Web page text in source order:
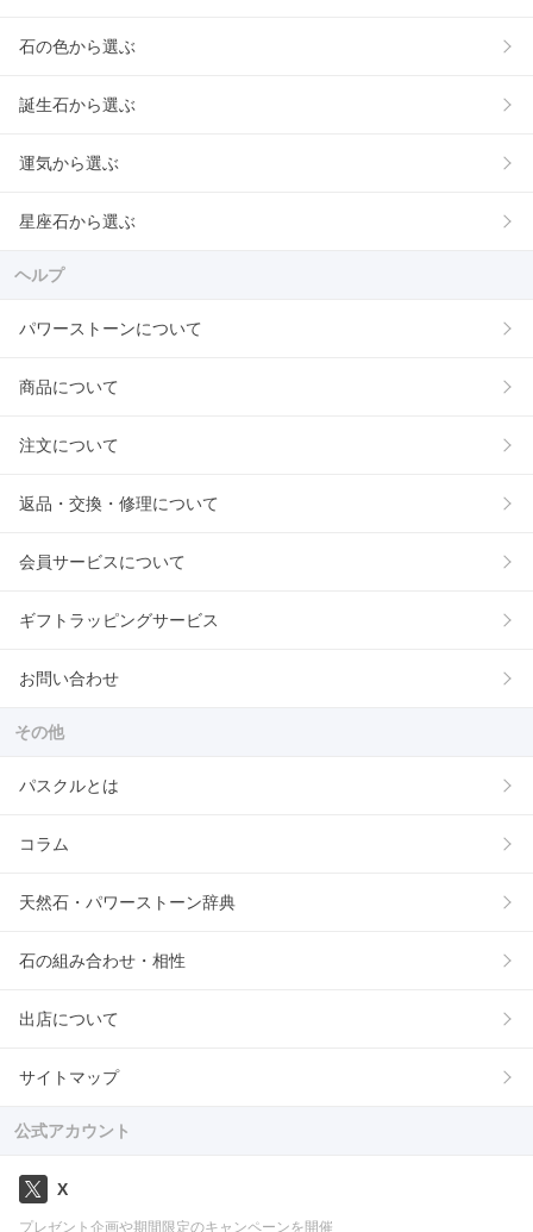
石の色から選ぶ
誕生石から選ぶ
運気から選ぶ
星座石から選ぶ
ヘルプ
パワーストーンについて
商品について
注文について
返品・交換・修理について
会員サービスについて
ギフトラッピングサービス
お問い合わせ
その他
パスクルとは
コラム
天然石・パワーストーン辞典
石の組み合わせ・相性
出店について
サイトマップ
公式アカウント
X
プレゼント企画や期間限定のキャンペーンを開催